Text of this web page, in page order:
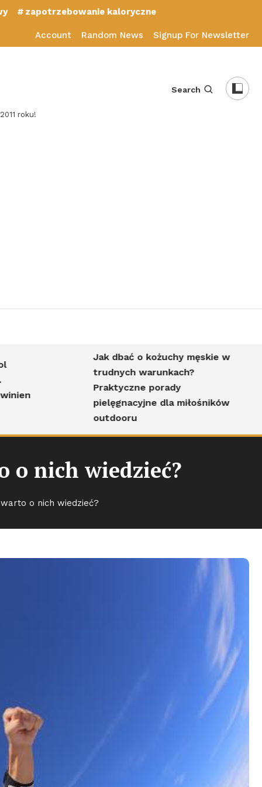
zapotrzebowanie kaloryczne
Account Random News Signup For Newsletter
roku!
Search
Jak dbać o kożuchy męskie w
trudnych warunkach?
Praktyczne porady
pielęgnacyjne dla miłośników
outdooru
o nich wiedzieć?
o nich wiedzieć?